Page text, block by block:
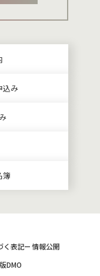
込み
簿
く表記
情報公開
DMO